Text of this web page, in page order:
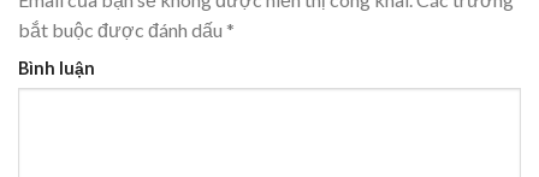
bắt buộc được đánh dấu *
Bình luận